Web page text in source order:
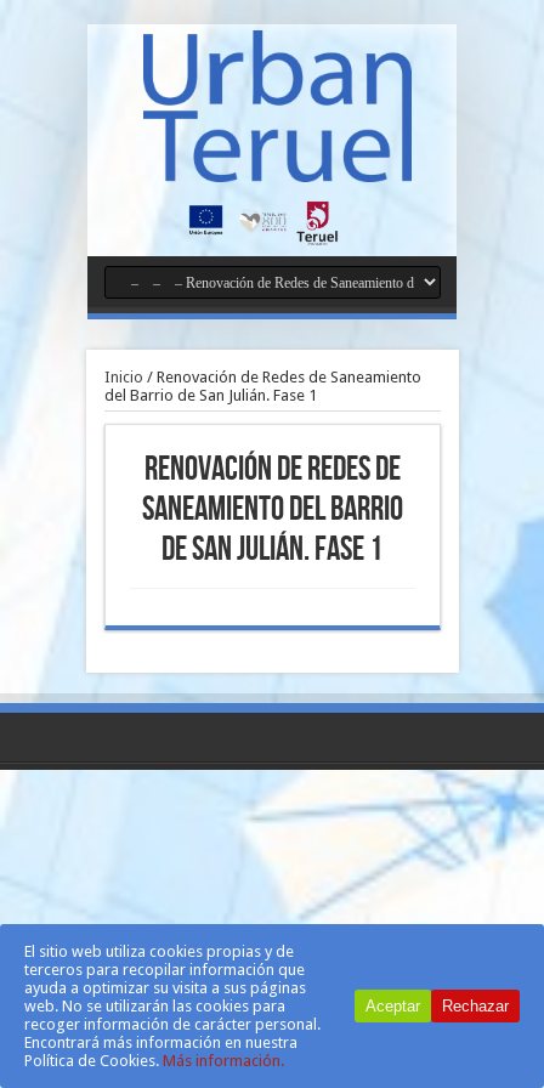
Inicio / Renovación de Redes de Saneamiento
del Barrio de San Julián. Fase 1
Renovación de Redes de
Saneamiento del Barrio
de San Julián. Fase 1
El sitio web utiliza cookies propias y de
terceros para recopilar información que
ayuda a optimizar su visita a sus páginas
web. No se utilizarán las cookies para
recoger información de carácter personal.
Encontrará más información en nuestra
Política de Cookies. Más información.
Aceptar Rechazar